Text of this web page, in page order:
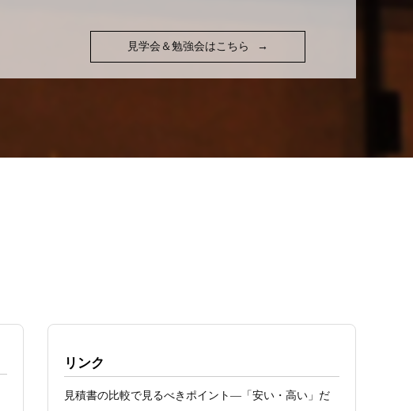
見学会＆勉強会はこちら →
リンク
見積書の比較で見るべきポイント―「安い・高い」だ